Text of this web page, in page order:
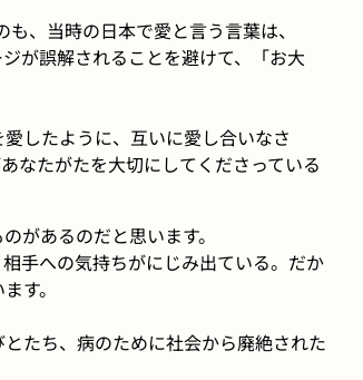
、当時の日本で愛と言う言葉は、
が誤解されることを避けて、「お大
したように、互いに愛し合いなさ
なたがたを大切にしてくださっている
があるのだと思います。
手への気持ちがにじみ出ている。だか
す。
たち、病のために社会から廃絶された